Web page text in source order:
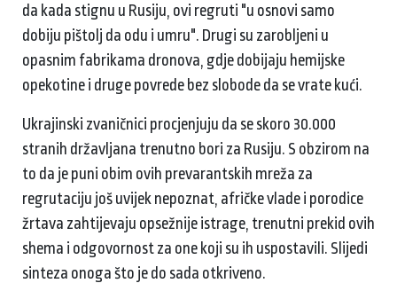
da kada stignu u Rusiju, ovi regruti "u osnovi samo
dobiju pištolj da odu i umru". Drugi su zarobljeni u
opasnim fabrikama dronova, gdje dobijaju hemijske
opekotine i druge povrede bez slobode da se vrate kući.
Ukrajinski zvaničnici procjenjuju da se skoro 30.000
stranih državljana trenutno bori za Rusiju. S obzirom na
to da je puni obim ovih prevarantskih mreža za
regrutaciju još uvijek nepoznat, afričke vlade i porodice
žrtava zahtijevaju opsežnije istrage, trenutni prekid ovih
shema i odgovornost za one koji su ih uspostavili. Slijedi
sinteza onoga što je do sada otkriveno.